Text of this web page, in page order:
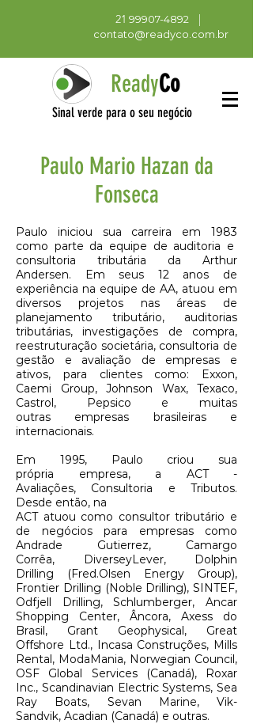
21 99907-4892 |
contato@readyco.com.br
ReadyCo
Sinal verde para o seu negócio
Paulo Mario Hazan da
Fonseca
Paulo iniciou sua carreira em 1983
como parte da equipe de auditoria e
consultoria tributária da Arthur
Andersen. Em seus 12 anos de
experiência na equipe de AA, atuou em
diversos projetos nas áreas de
planejamento tributário, auditorias
tributárias, investigações de compra,
reestruturação societária, consultoria de
gestão e avaliação de empresas e
ativos, para clientes como: Exxon,
Caemi Group, Johnson Wax, Texaco,
Castrol, Pepsico e muitas
outras empresas brasileiras e
internacionais.
Em 1995, Paulo criou sua
própria empresa, a ACT -
Avaliações, Consultoria e Tributos.
Desde então, na
ACT atuou como consultor tributário e
de negócios para empresas como
Andrade Gutierrez, Camargo
Corrêa, DiverseyLever, Dolphin
Drilling (Fred.Olsen Energy Group),
Frontier Drilling (Noble Drilling), SINTEF,
Odfjell Drilling, Schlumberger, Ancar
Shopping Center, Âncora, Axess do
Brasil, Grant Geophysical, Great
Offshore Ltd., Incasa Construções, Mills
Rental, ModaMania, Norwegian Council,
OSF Global Services (Canadá), Roxar
Inc., Scandinavian Electric Systems, Sea
Ray Boats, Sevan Marine, Vik-
Sandvik, Acadian (Canadá) e outras.